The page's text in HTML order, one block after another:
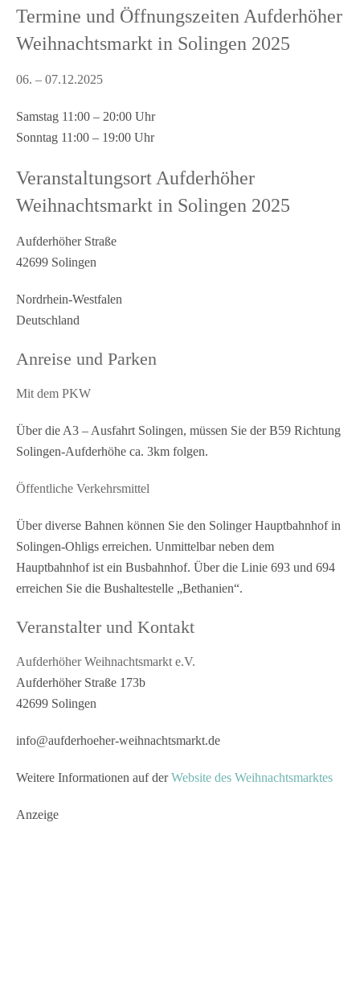
Termine und Öffnungszeiten Aufderhöher
Weihnachtsmarkt in Solingen 2025
06. – 07.12.2025
Samstag 11:00 – 20:00 Uhr
Sonntag 11:00 – 19:00 Uhr
Veranstaltungsort Aufderhöher
Weihnachtsmarkt in Solingen 2025
Aufderhöher Straße
42699 Solingen
Nordrhein-Westfalen
Deutschland
Anreise und Parken
Mit dem PKW
Über die A3 – Ausfahrt Solingen, müssen Sie der B59 Richtung
Solingen-Aufderhöhe ca. 3km folgen.
Öffentliche Verkehrsmittel
Über diverse Bahnen können Sie den Solinger Hauptbahnhof in
Solingen-Ohligs erreichen. Unmittelbar neben dem
Hauptbahnhof ist ein Busbahnhof. Über die Linie 693 und 694
erreichen Sie die Bushaltestelle „Bethanien“.
Veranstalter und Kontakt
Aufderhöher Weihnachtsmarkt e.V.
Aufderhöher Straße 173b
42699 Solingen
info@aufderhoeher-weihnachtsmarkt.de
Weitere Informationen auf derWebsite des Weihnachtsmarktes
Anzeige